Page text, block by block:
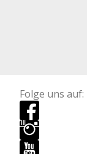
Folge uns auf: